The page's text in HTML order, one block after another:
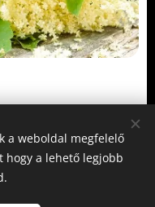
a weboldal megfelelő
hogy a lehető legjobb